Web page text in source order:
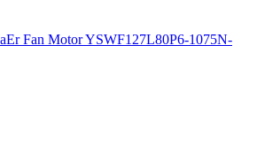
Fan Motor YSWF127L80P6-1075N-